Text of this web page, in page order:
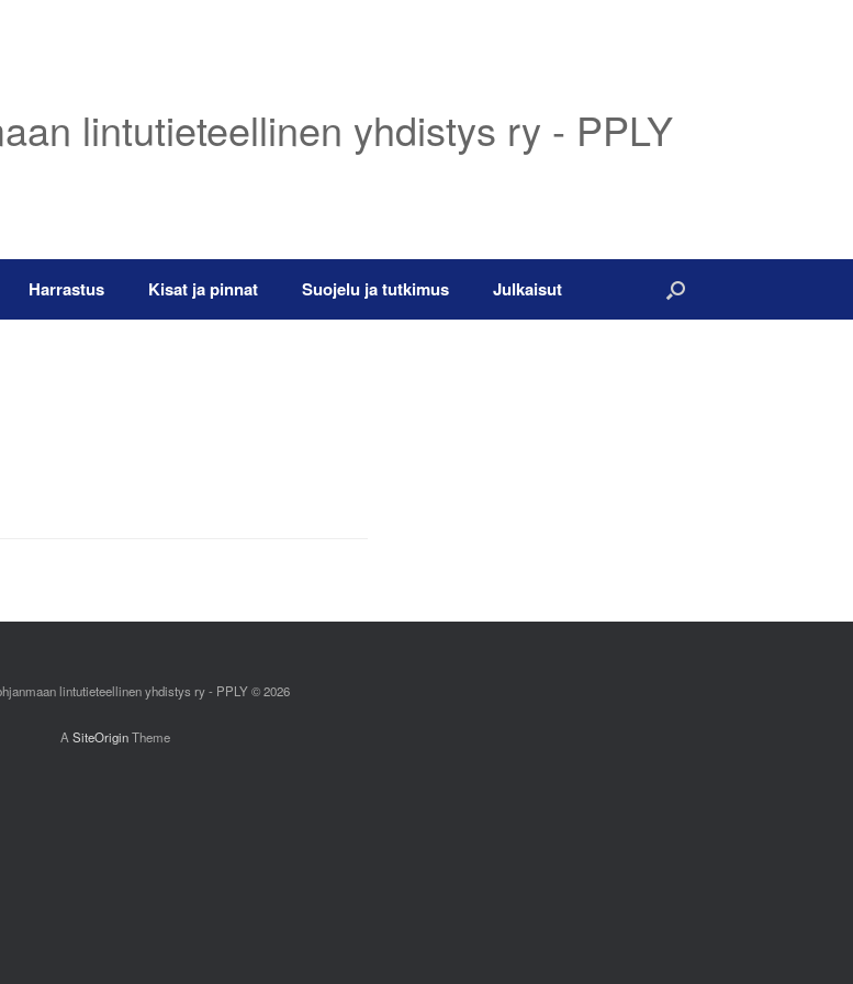
lintutieteellinen yhdistys ry - PPLY
Harrastus Kisat ja pinnat Suojelu ja tutkimus Julkaisut
lintutieteellinen yhdistys ry - PPLY © 2026
A SiteOriginTheme